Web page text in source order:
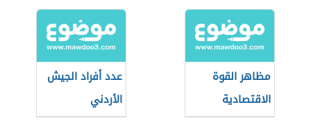
مظاهر القوة
الاقتصادية
عدد أفراد الجيش
الأردني